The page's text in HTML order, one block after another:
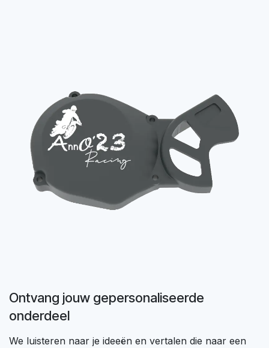
Ontvang jouw gepersonaliseerde
onderdeel
We luisteren naar je ideeën en vertalen die naar een